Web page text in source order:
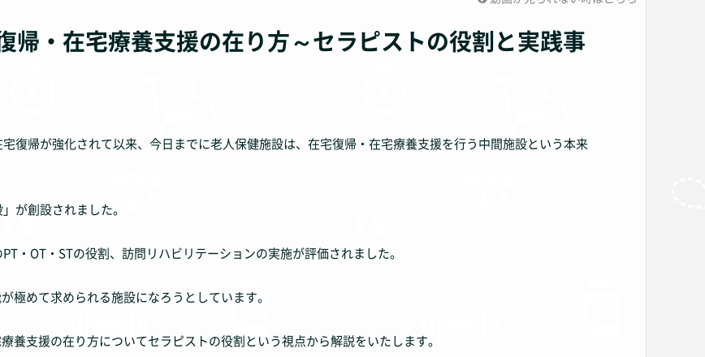
帰・在宅療養支援の在り方～セラピストの役割と実践事
復帰が強化されて以来、今日までに老人保健施設は、在宅復帰・在宅療養支援を行う中間施設という本来
が創設されました。
・OT・STの役割、訪問リハビリテーションの実施が評価されました。
極めて求められる施設になろうとしています。
養支援の在り方についてセラピストの役割という視点から解説をいたします。